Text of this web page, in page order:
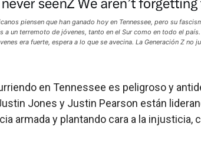
piensen que han ganado hoy en Tennessee, pero su
a un terremoto de jóvenes, tanto en el Sur como en todo el
era fuerte, espera a lo que se avecina. La Generación Z no
en Tennessee es peligroso y
Jones y Justin Pearson están
armada y plantando cara a la injusticia,